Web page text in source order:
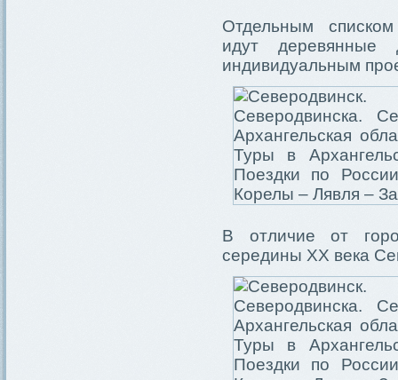
Отдельным списком
идут
индивидуальным
В отличие от
середины XX века